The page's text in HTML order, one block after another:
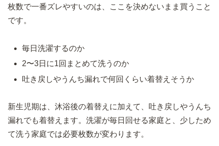
枚数で一番ズレやすいのは、ここを決めないまま買うこと
です。
毎日洗濯するのか
2〜3日に1回まとめて洗うのか
吐き戻しやうんち漏れで何回くらい着替えそうか
新生児期は、沐浴後の着替えに加えて、吐き戻しやうんち
漏れでも着替えます。洗濯が毎日回せる家庭と、少しため
て洗う家庭では必要枚数が変わります。